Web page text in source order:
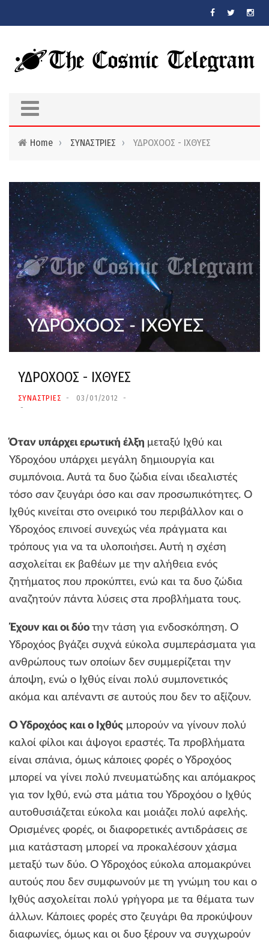
Home › ΣΥΝΑΣΤΡΙΕΣ › ΥΔΡΟΧΟΟΣ - ΙΧΘΥΕΣ
ΥΔΡΟΧΟΟΣ - ΙΧΘΥΕΣ
ΥΔΡΟΧΟΟΣ - ΙΧΘΥΕΣ
ΣΥΝΑΣΤΡΙΕΣ 03/01/2012
Όταν υπάρχει ερωτική έλξη μεταξύ Ιχθύ και
Υδροχόου υπάρχει μεγάλη δημιουργία και
συμπόνοια. Αυτά τα δυο ζώδια είναι ιδεαλιστές
τόσο σαν ζευγάρι όσο και σαν προσωπικότητες. Ο
Ιχθύς κινείται στο ονειρικό του περιβάλλον και ο
Υδροχόος επινοεί συνεχώς νέα πράγματα και
τρόπους για να τα υλοποιήσει. Αυτή η σχέση
ασχολείται εκ βαθέων με την αλήθεια ενός
ζητήματος που προκύπτει, ενώ και τα δυο ζώδια
αναζητούν πάντα λύσεις στα προβλήματα τους.
Έχουν και οι δύο την τάση για ενδοσκόπηση. Ο
Υδροχόος βγάζει συχνά εύκολα συμπεράσματα για
ανθρώπους των οποίων δεν συμμερίζεται την
άποψη, ενώ ο Ιχθύς είναι πολύ συμπονετικός
ακόμα και απέναντι σε αυτούς που δεν το αξίζουν.
Ο Υδροχόος και ο Ιχθύς μπορούν να γίνουν πολύ
καλοί φίλοι και άψογοι εραστές. Τα προβλήματα
είναι σπάνια, όμως κάποιες φορές ο Υδροχόος
μπορεί να γίνει πολύ πνευματώδης και απόμακρος
για τον Ιχθύ, ενώ στα μάτια του Υδροχόου ο Ιχθύς
αυτοθυσιάζεται εύκολα και μοιάζει πολύ αφελής.
Ορισμένες φορές, οι διαφορετικές αντιδράσεις σε
μια κατάσταση μπορεί να προκαλέσουν χάσμα
μεταξύ των δύο. Ο Υδροχόος εύκολα απομακρύνει
αυτούς που δεν συμφωνούν με τη γνώμη του και ο
Ιχθύς ασχολείται πολύ γρήγορα με τα θέματα των
άλλων. Κάποιες φορές στο ζευγάρι θα προκύψουν
διαφωνίες, όμως και οι δυο ξέρουν να συγχωρούν